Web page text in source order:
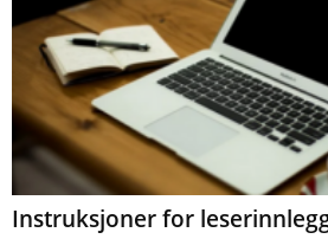
Instruksjoner for